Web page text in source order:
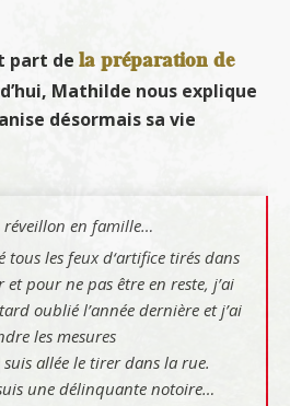
part de la préparation de
Mathilde nous explique
désormais sa vie
réveillon en famille…
les feux d‘artifice tirés dans
pour ne pas être en reste, j’ai
oublié l’année dernière et j’ai
les mesures
allée le tirer dans la rue.
une délinquante notoire…